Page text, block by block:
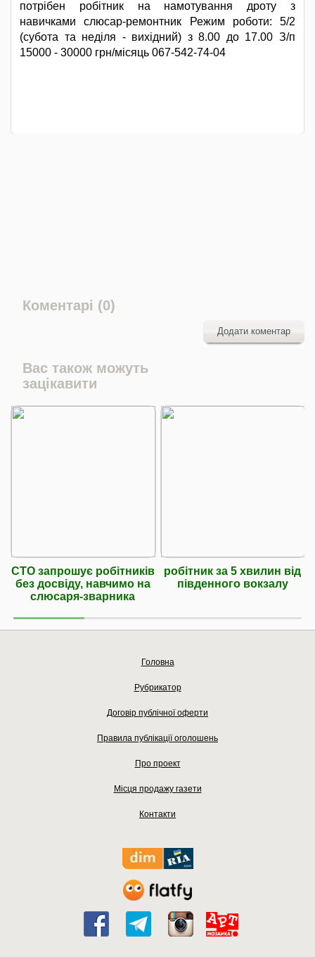
потрібен робітник на намотування дроту з
навичками слюсар-ремонтник Режим роботи: 5/2
(субота та неділя - вихідний) з 8.00 до 17.00 З/п
15000 - 30000 грн/місяць 067-542-74-04
Коментарі (0)
Додати коментар
Вас також можуть
зацікавити
СТО запрошує робітників
без досвіду, навчимо на
слюсаря-зварника
робітник за 5 хвилин від
південного вокзалу
Головна
Рубрикатор
Договір публічної оферти
Правила публікації оголошень
Про проект
Місця продажу газети
Контакти